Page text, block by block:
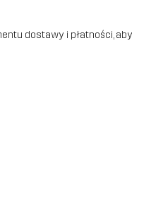
dostawy i płatności, aby